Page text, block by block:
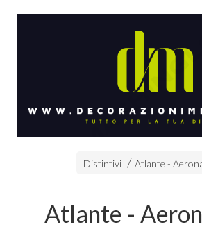
Distintivi Atlante -
Atlante -